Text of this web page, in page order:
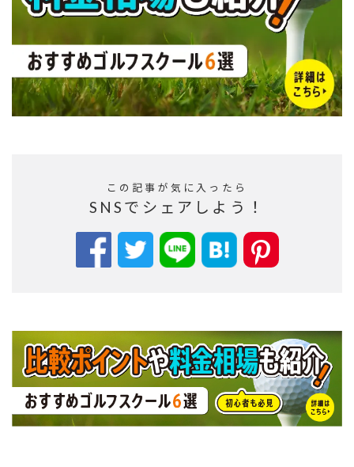
この記事が気に入ったら
SNSでシェアしよう！